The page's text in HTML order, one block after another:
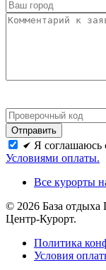
Я соглашаюсь
Условиями оплаты.
Все курорты
© 2026 База
Центр-Курорт.
Политика
Условия